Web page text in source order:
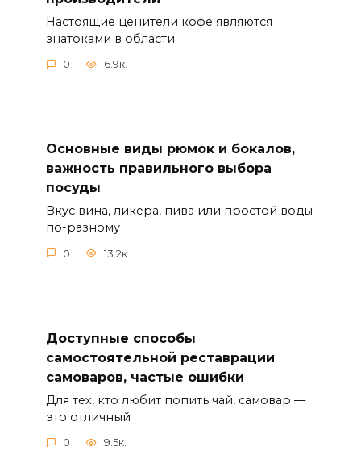
Настоящие ценители кофе являются
знатоками в области
0 6.9к.
Основные виды рюмок и бокалов,
важность правильного выбора
посуды
Вкус вина, ликера, пива или простой воды
по-разному
0 13.2к.
Доступные способы
самостоятельной реставрации
самоваров, частые ошибки
Для тех, кто любит попить чай, самовар —
это отличный
0 9.5к.